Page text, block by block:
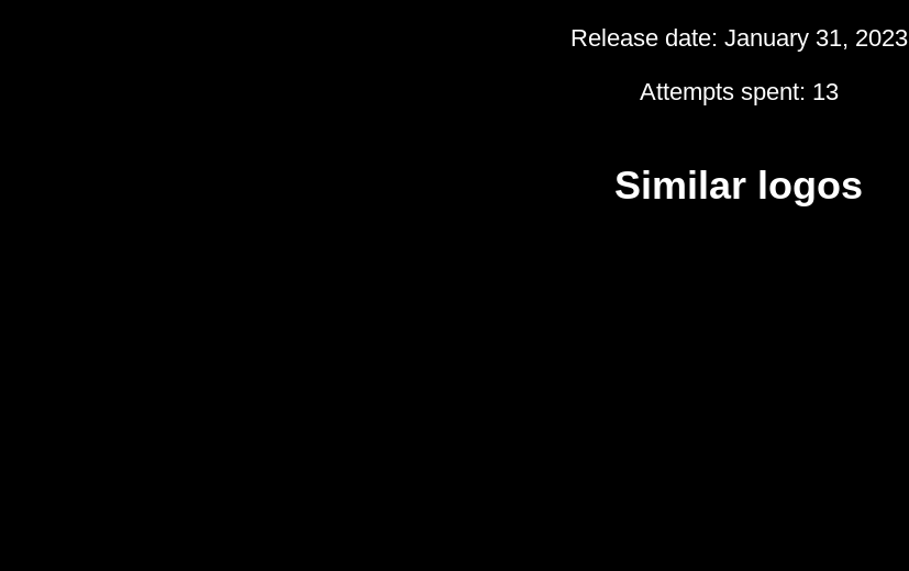
Release date: January 31, 2023
Attempts spent: 13
Similar logos